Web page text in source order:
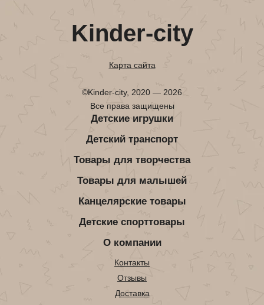
Kinder-city
Карта сайта
©Kinder-city, 2020 — 2026
Все права защищены
Детские игрушки
Детский транспорт
Товары для творчества
Товары для малышей
Канцелярские товары
Детские спорттовары
О компании
Контакты
Отзывы
Доставка